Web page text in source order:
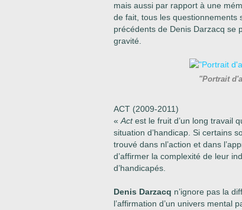
mais aussi par rapport à une
de fait, tous les questionnements
précédents de Denis Darzacq se
gravité.
"Portrait
ACT (2009-2011)
« Actest le fruit d’un long travail
situation d’handicap. Si certains
trouvé dans nl’action et dans
d’affirmer la complexité de leur
d’handicapés.
Denis Darzacq n’ignore pas la
l’affirmation d’un univers mental